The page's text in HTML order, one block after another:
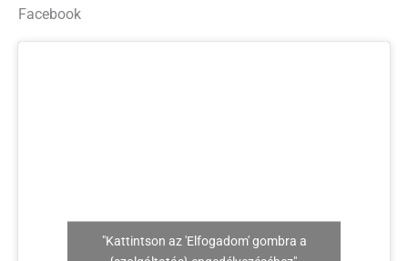
Facebook
"Kattintson az 'Elfogadom' gombra a